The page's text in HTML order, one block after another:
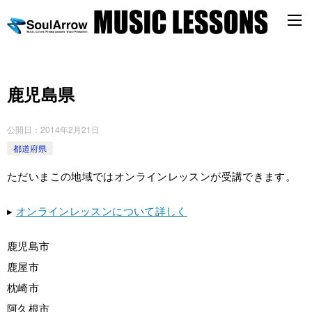
鹿児島県
公開日： 2014年2月21日
都道府県
ただいまこの地域ではオンラインレッスンが受講できます。
▸ オンラインレッスンについて詳しく
鹿児島市
鹿屋市
枕崎市
阿久根市